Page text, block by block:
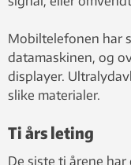
Mobiltelefonen har
datamaskinen, og
displayer.
slike materialer.
Ti års leting
De siste ti årene